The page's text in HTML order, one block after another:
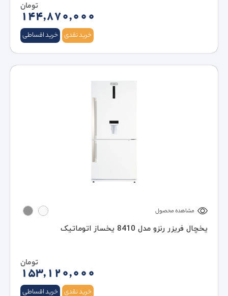
144,870,000
تومان
خرید نقدی خرید اقساطی
مشاهده محصول
یخچال فریزر رنزو مدل 8410 یخساز اتوماتیک
153,120,000
تومان
خرید نقدی خرید اقساطی